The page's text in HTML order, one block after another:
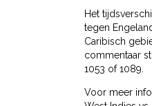
Het
tegen
Caribisch
commentaar
1053 of 1089.
Voor meer